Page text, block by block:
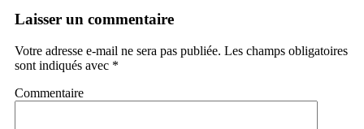
Laisser un commentaire
Votre adresse e-mail ne sera pas publiée. Les champs obligatoires
sont indiqués avec *
Commentaire